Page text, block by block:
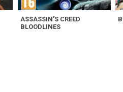
ASSASSIN'S CREED
BLOODLINES